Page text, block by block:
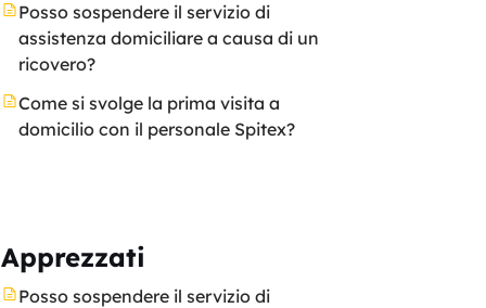
Posso sospendere il servizio di
assistenza domiciliare a causa di un
ricovero?
Come si svolge la prima visita a
domicilio con il personale Spitex?
Apprezzati
Posso sospendere il servizio di